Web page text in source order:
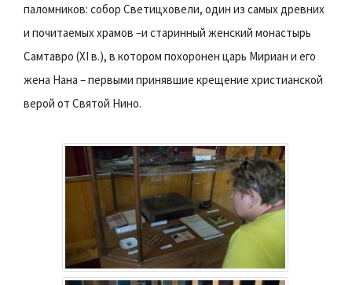
паломников: собор Светицховели, один из самых древних
и почитаемых храмов –и старинный женский монастырь
Самтавро (XI в.), в котором похоронен царь Мириан и его
жена Нана – первыми принявшие крещение христианской
верой от Святой Нино.